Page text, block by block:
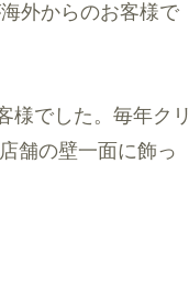
外からのお客様で
様でした。毎年クリ
舗の壁一面に飾っ